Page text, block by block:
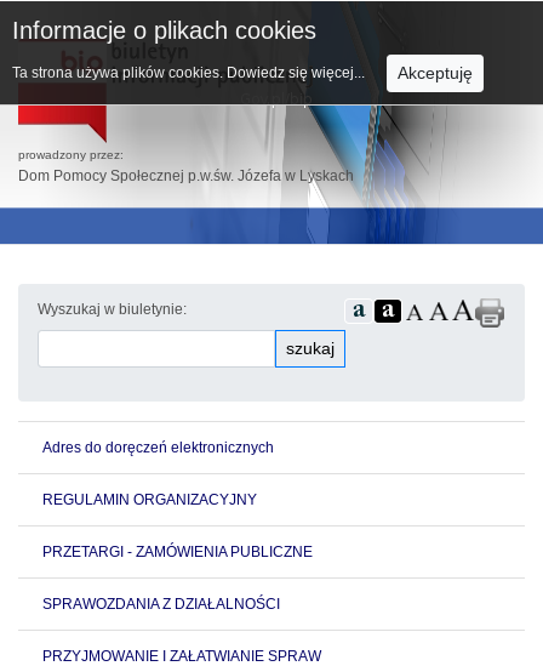
prowadzony przez:
Dom Pomocy Społecznej p.w.św. Józefa w Lyskach
Wyszukaj w biuletynie:
szukaj
Adres do doręczeń elektronicznych
REGULAMIN ORGANIZACYJNY
PRZETARGI - ZAMÓWIENIA PUBLICZNE
SPRAWOZDANIA Z DZIAŁALNOŚCI
PRZYJMOWANIE I ZAŁATWIANIE SPRAW
Informacje o plikach cookies
Ta strona używa plików cookies. Dowiedz się więcej... Akceptuję